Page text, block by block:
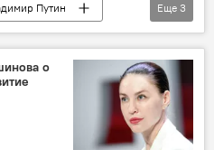
Путин
Еще 3
о